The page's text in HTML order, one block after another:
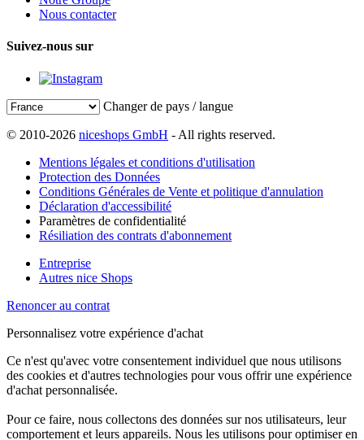
Nous contacter
Suivez-nous sur
Changer de pays / langue
© 2010-2026 niceshops GmbH - All rights reserved.
Mentions légales et conditions d'utilisation
Protection des Données
Conditions Générales de Vente et politique d'annulation
Déclaration d'accessibilité
Paramètres de confidentialité
Résiliation des contrats d'abonnement
Entreprise
Autres nice Shops
Renoncer au contrat
Personnalisez votre expérience d'achat
Ce n'est qu'avec votre consentement individuel que nous utilisons
des cookies et d'autres technologies pour vous offrir une expérience
d'achat personnalisée.
Pour ce faire, nous collectons des données sur nos utilisateurs, leur
comportement et leurs appareils. Nous les utilisons pour optimiser en